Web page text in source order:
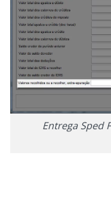
Entrega Sped